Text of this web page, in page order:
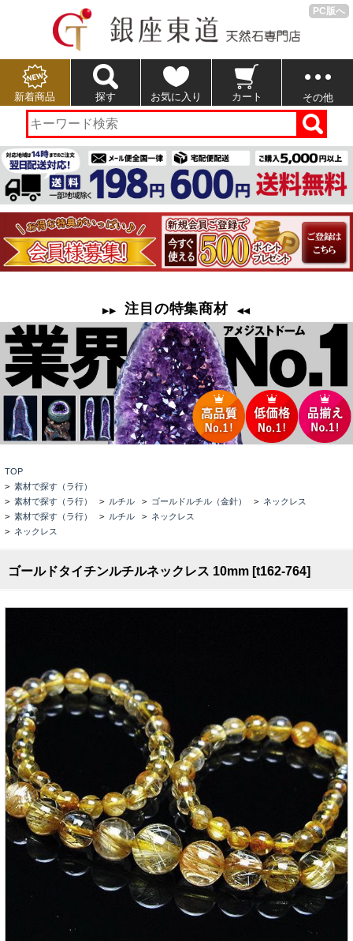
PC版へ
新着商品 探す お気に入り カート その他
TOP
> 素材で探す（ラ行）
> 素材で探す（ラ行） > ルチル > ゴールドルチル（金針） > ネックレス
> 素材で探す（ラ行） > ルチル > ネックレス
> ネックレス
ゴールドタイチンルチルネックレス 10mm [t162-764]